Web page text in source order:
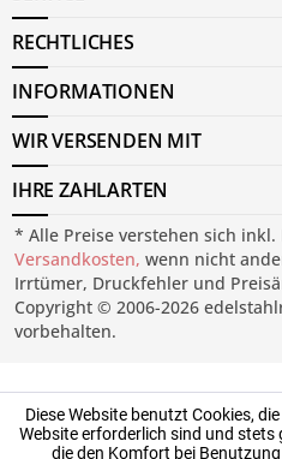
RECHTLICHES
INFORMATIONEN
WIR VERSENDEN MIT
IHRE ZAHLARTEN
* Alle Preise verstehen sich
Versandkosten, wenn nicht
Irrtümer, Druckfehler und
Copyright © 2006-2026
vorbehalten.
Diese Website benutzt Cookies,
Website erforderlich sind und stets
die den Komfort bei